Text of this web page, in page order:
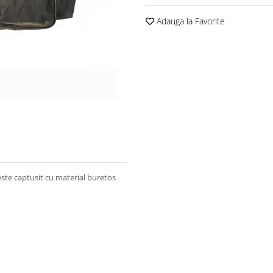
Adauga la Favorite
captusit cu material buretos